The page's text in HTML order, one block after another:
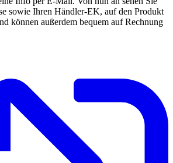
sowie Ihren Händler-EK, auf den Produkt
können außerdem bequem auf Rechnung